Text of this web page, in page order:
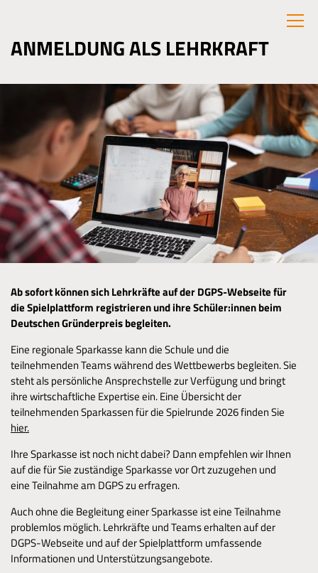
ANMELDUNG ALS LEHRKRAFT
Ab sofort können sich Lehrkräfte auf der DGPS-Webseite für
die Spielplattform registrieren und ihre Schüler:innen beim
Deutschen Gründerpreis begleiten.
Eine regionale Sparkasse kann die Schule und die
teilnehmenden Teams während des Wettbewerbs begleiten. Sie
steht als persönliche Ansprechstelle zur Verfügung und bringt
ihre wirtschaftliche Expertise ein. Eine Übersicht der
teilnehmenden Sparkassen für die Spielrunde 2026 finden Sie
hier.
Ihre Sparkasse ist noch nicht dabei? Dann empfehlen wir Ihnen
auf die für Sie zuständige Sparkasse vor Ort zuzugehen und
eine Teilnahme am DGPS zu erfragen.
Auch ohne die Begleitung einer Sparkasse ist eine Teilnahme
problemlos möglich. Lehrkräfte und Teams erhalten auf der
DGPS-Webseite und auf der Spielplattform umfassende
Informationen und Unterstützungsangebote.